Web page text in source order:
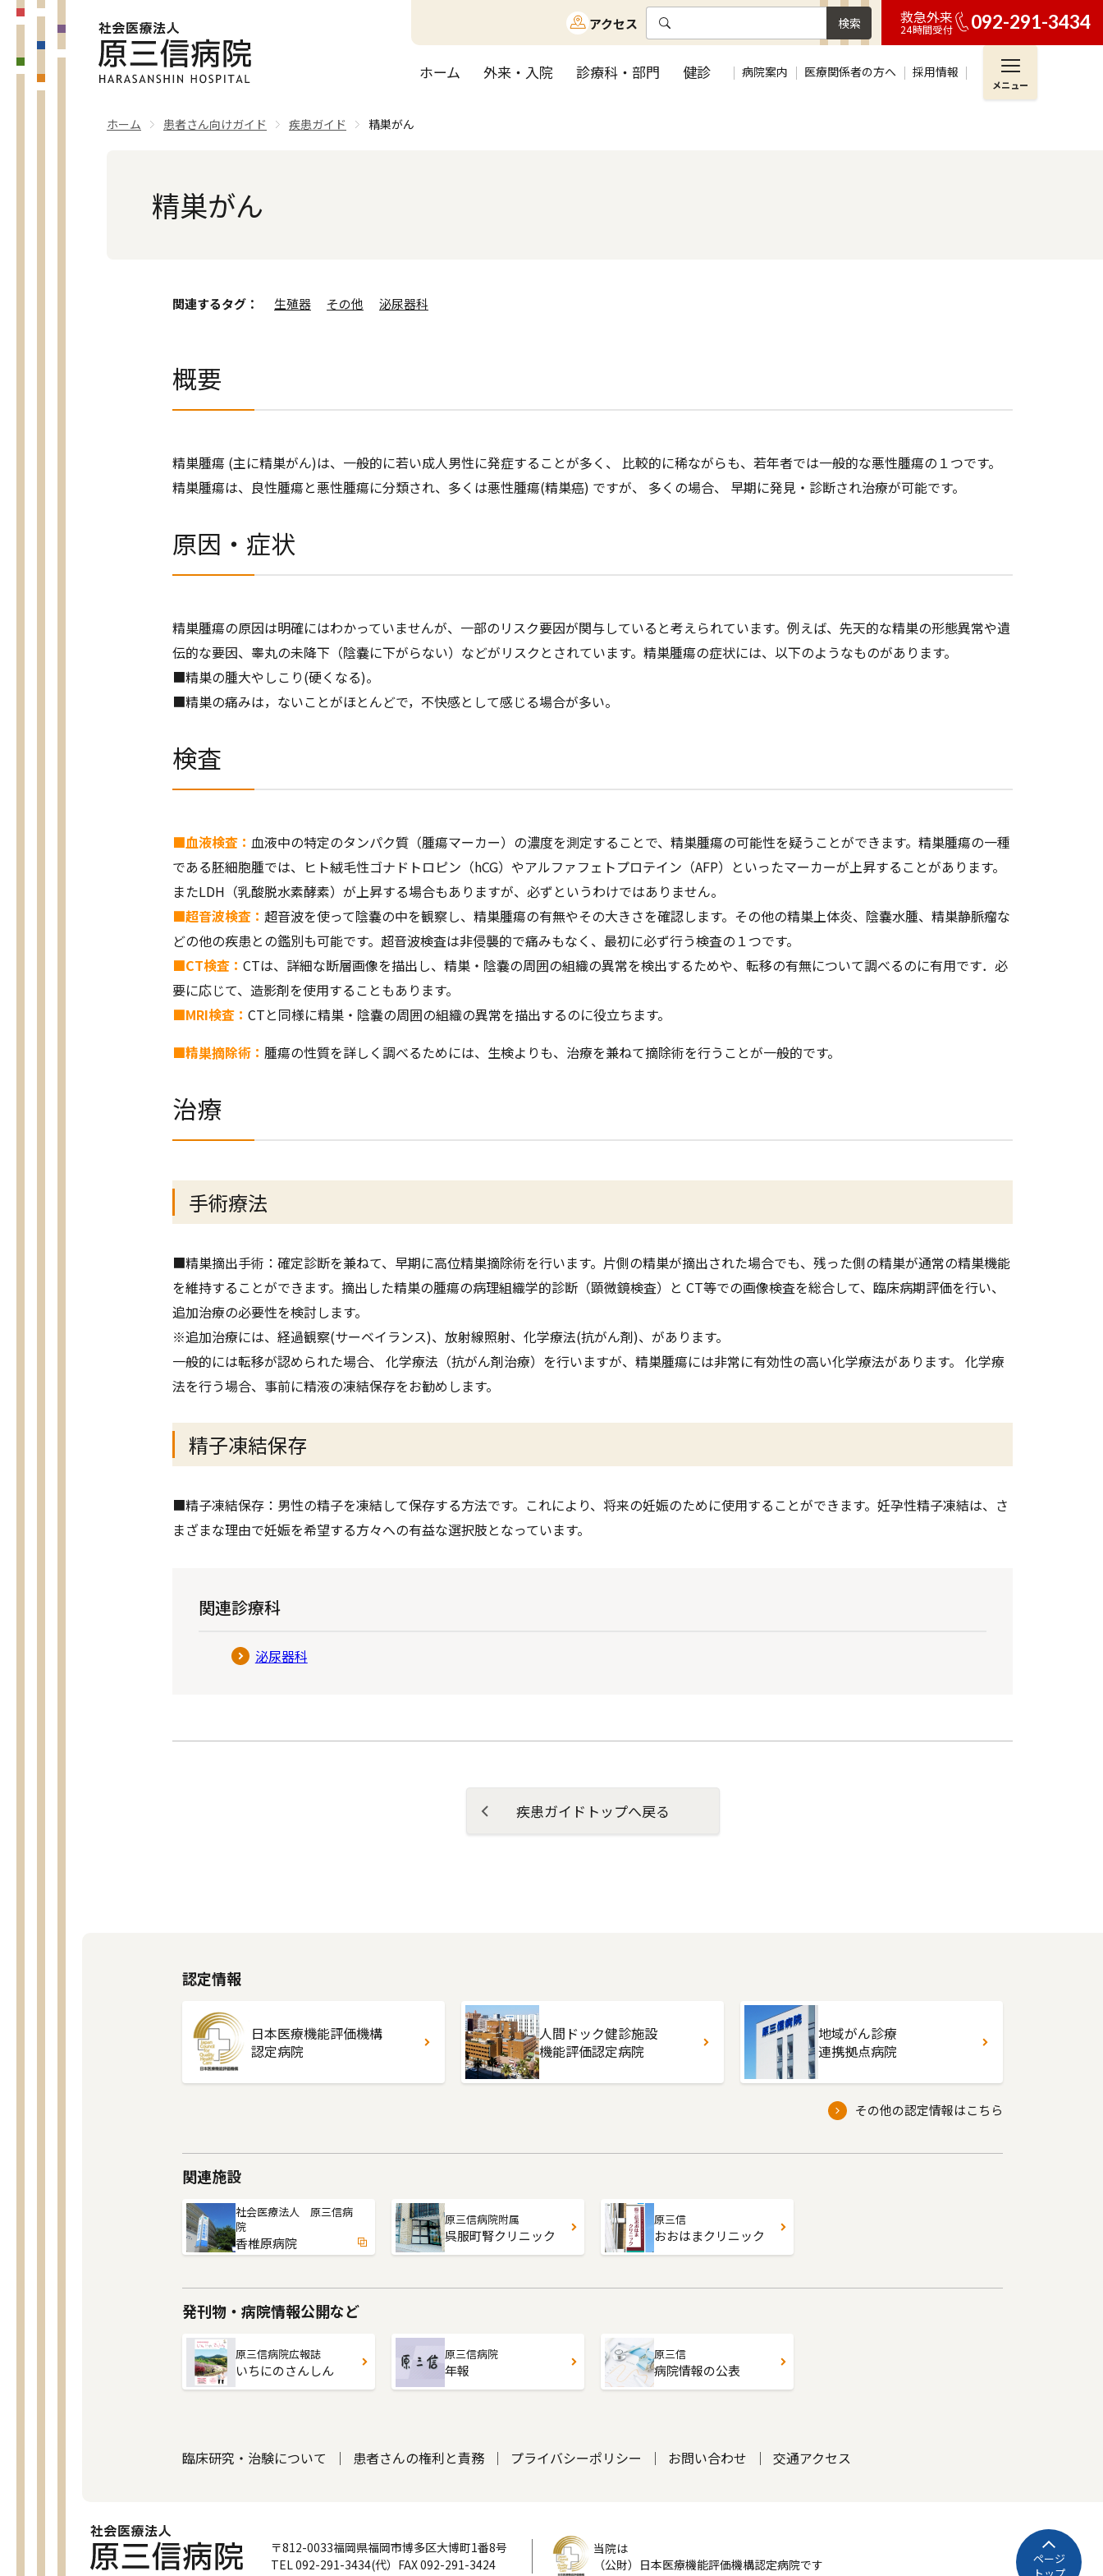
アクセス 検索 救急外来
24時間受付 092-291-3434
ホーム 外来・入院 診療科・部門 健診 病院案内 医療関係者の方へ 採用情報
メニュー
ホーム 患者さん向けガイド 疾患ガイド 精巣がん
精巣がん
関連するタグ 生殖器 その他 泌尿器科
概要
精巣腫瘍 (主に精巣がん)は、一般的に若い成人男性に発症することが多く、 比較的に稀ながらも、若年者では一般的な悪性腫瘍の１つです。
精巣腫瘍は、良性腫瘍と悪性腫瘍に分類され、多くは悪性腫瘍(精巣癌) ですが、 多くの場合、 早期に発見・診断され治療が可能です。
原因・症状
精巣腫瘍の原因は明確にはわかっていませんが、一部のリスク要因が関与していると考えられています。例えば、先天的な精巣の形態異常や遺
伝的な要因、睾丸の未降下（陰嚢に下がらない）などがリスクとされています。精巣腫瘍の症状には、以下のようなものがあります。
■精巣の腫大やしこり(硬くなる)。
■精巣の痛みは，ないことがほとんどで，不快感として感じる場合が多い。
検査
■血液検査： 血液中の特定のタンパク質（腫瘍マーカー）の濃度を測定することで、精巣腫瘍の可能性を疑うことができます。精巣腫瘍の一種
である胚細胞腫では、ヒト絨毛性ゴナドトロピン（hCG）やアルファフェトプロテイン（AFP）といったマーカーが上昇することがあります。
またLDH（乳酸脱水素酵素）が上昇する場合もありますが、必ずというわけではありません。
■超音波検査： 超音波を使って陰嚢の中を観察し、精巣腫瘍の有無やその大きさを確認します。その他の精巣上体炎、陰嚢水腫、精巣静脈瘤な
どの他の疾患との鑑別も可能です。超音波検査は非侵襲的で痛みもなく、最初に必ず行う検査の１つです。
■CT検査： CTは、詳細な断層画像を描出し、精巣・陰嚢の周囲の組織の異常を検出するためや、転移の有無について調べるのに有用です．必
要に応じて、造影剤を使用することもあります。
■MRI検査： CTと同様に精巣・陰嚢の周囲の組織の異常を描出するのに役立ちます。
■精巣摘除術： 腫瘍の性質を詳しく調べるためには、生検よりも、治療を兼ねて摘除術を行うことが一般的です。
治療
手術療法
■精巣摘出手術：確定診断を兼ねて、早期に高位精巣摘除術を行います。片側の精巣が摘出された場合でも、残った側の精巣が通常の精巣機能
を維持することができます。摘出した精巣の腫瘍の病理組織学的診断（顕微鏡検査）と CT等での画像検査を総合して、臨床病期評価を行い、
追加治療の必要性を検討します。
※追加治療には、経過観察(サーベイランス)、放射線照射、化学療法(抗がん剤)、があります。
一般的には転移が認められた場合、 化学療法（抗がん剤治療）を行いますが、精巣腫瘍には非常に有効性の高い化学療法があります。 化学療
法を行う場合、事前に精液の凍結保存をお勧めします。
精子凍結保存
■精子凍結保存：男性の精子を凍結して保存する方法です。これにより、将来の妊娠のために使用することができます。妊孕性精子凍結は、さ
まざまな理由で妊娠を希望する方々への有益な選択肢となっています。
関連診療科
泌尿器科
疾患ガイドトップへ戻る
ページ
認定情報
日本医療機能評価機構
認定病院
人間ドック健診施設
機能評価認定病院
地域がん診療
連携拠点病院
その他の認定情報はこちら
関連施設
社会医療法人 原三信病
院
香椎原病院
原三信病院附属
呉服町腎クリニック
原三信
おおはまクリニック
発刊物・病院情報公開など
原三信病院広報誌
いちにのさんしん
原三信病院
年報
原三信
病院情報の公表
臨床研究・治験について 患者さんの権利と責務 プライバシーポリシー お問い合わせ 交通アクセス
〒812-0033福岡県福岡市博多区大博町1番8号
TEL 092-291-3434(代）FAX 092-291-3424
当院は
（公財）日本医療機能評価機構認定病院です